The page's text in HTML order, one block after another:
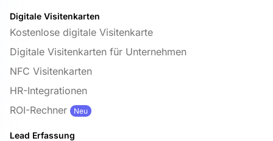
Digitale Visitenkarten
Kostenlose digitale Visitenkarte
Digitale Visitenkarten für Unternehmen
NFC Visitenkarten
HR-Integrationen
ROI-Rechner
Neu
Lead Erfassung